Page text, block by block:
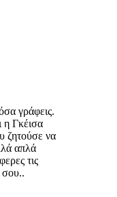
γράφεις.
η Γκέισα
ζητούσε να
απλά
τις
σου..